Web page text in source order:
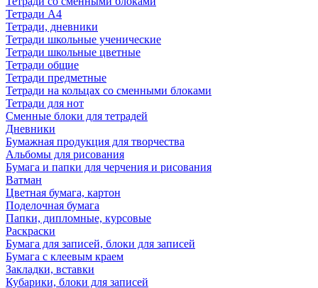
Тетради А4
Тетради, дневники
Тетради школьные ученические
Тетради школьные цветные
Тетради общие
Тетради предметные
Тетради на кольцах со сменными блоками
Тетради для нот
Сменные блоки для тетрадей
Дневники
Бумажная продукция для творчества
Альбомы для рисования
Бумага и папки для черчения и рисования
Ватман
Цветная бумага, картон
Поделочная бумага
Папки, дипломные, курсовые
Раскраски
Бумага для записей, блоки для записей
Бумага с клеевым краем
Закладки, вставки
Кубарики, блоки для записей